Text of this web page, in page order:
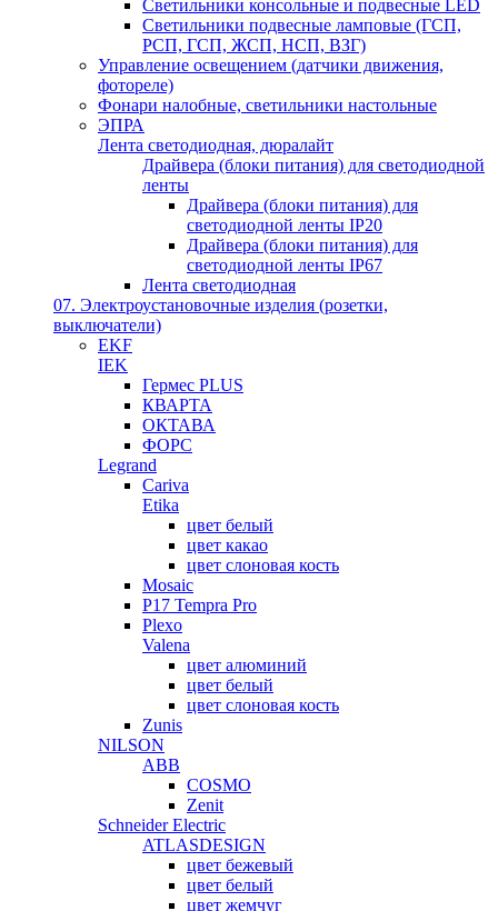
Светильники консольные и подвесные LED
Светильники подвесные ламповые (ГСП,
РСП, ГСП, ЖСП, НСП, ВЗГ)
Управление освещением (датчики движения,
фотореле)
Фонари налобные, светильники настольные
ЭПРА
Лента светодиодная, дюралайт
Драйвера (блоки питания) для светодиодной
ленты
Драйвера (блоки питания) для
светодиодной ленты IP20
Драйвера (блоки питания) для
светодиодной ленты IP67
Лента светодиодная
07. Электроустановочные изделия (розетки,
выключатели)
EKF
IEK
Гермес PLUS
КВАРТА
ОКТАВА
ФОРС
Legrand
Cariva
Etika
цвет белый
цвет какао
цвет слоновая кость
Mosaic
P17 Tempra Pro
Plexo
Valena
цвет алюминий
цвет белый
цвет слоновая кость
Zunis
NILSON
ABB
COSMO
Zenit
Schneider Electric
ATLASDESIGN
цвет бежевый
цвет белый
цвет жемчуг